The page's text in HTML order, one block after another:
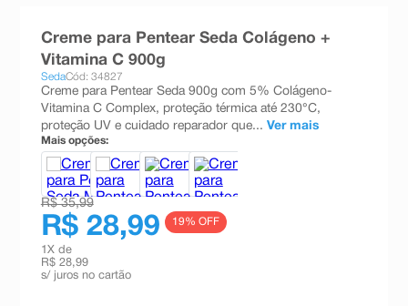
Creme para Pentear Seda Colágeno +
Vitamina C 900g
SedaCód: 34827
Creme para Pentear Seda 900g com 5% Colágeno-
Vitamina C Complex, proteção térmica até 230°C,
proteção UV e cuidado reparador que... Ver mais
Mais opções:
R$ 35,99
R$ 28,99 19% OFF
1 X de
R$ 28,99
s/ juros no cartão
absorvente
10ºshampoo